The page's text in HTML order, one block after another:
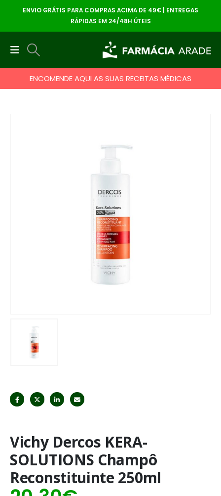
ENVIO GRÁTIS PARA COMPRAS ACIMA DE 49€ | ENTREGAS
RÁPIDAS EM 24/48H ÚTEIS
ENCOMENDE AQUI AS SUAS RECEITAS MÉDICAS
Vichy Dercos KERA-
SOLUTIONS Champô
Reconstituinte 250ml